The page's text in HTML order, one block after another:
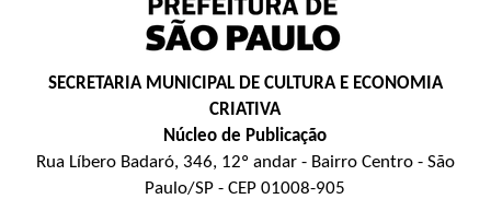
SECRETARIA MUNICIPAL DE CULTURA E ECONOMIA
CRIATIVA
Núcleo de Publicação
Rua Líbero Badaró, 346, 12º andar - Bairro Centro - São
Paulo/SP - CEP 01008-905